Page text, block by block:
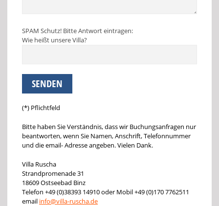
SPAM Schutz! Bitte Antwort eintragen:
Wie heißt unsere Villa?
(*) Pflichtfeld
Bitte haben Sie Verständnis, dass wir Buchungsanfragen nur
beantworten, wenn Sie Namen, Anschrift, Telefonnummer
und die email- Adresse angeben. Vielen Dank.
Villa Ruscha
Strandpromenade 31
18609 Ostseebad Binz
Telefon +49 (0)38393 14910 oder Mobil +49 (0)170 7762511
email info@villa-ruscha.de